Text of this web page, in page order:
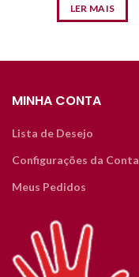
LER MAIS
MINHA CONTA
Lista de Desejo
Configurações da Conta
Meus Pedidos